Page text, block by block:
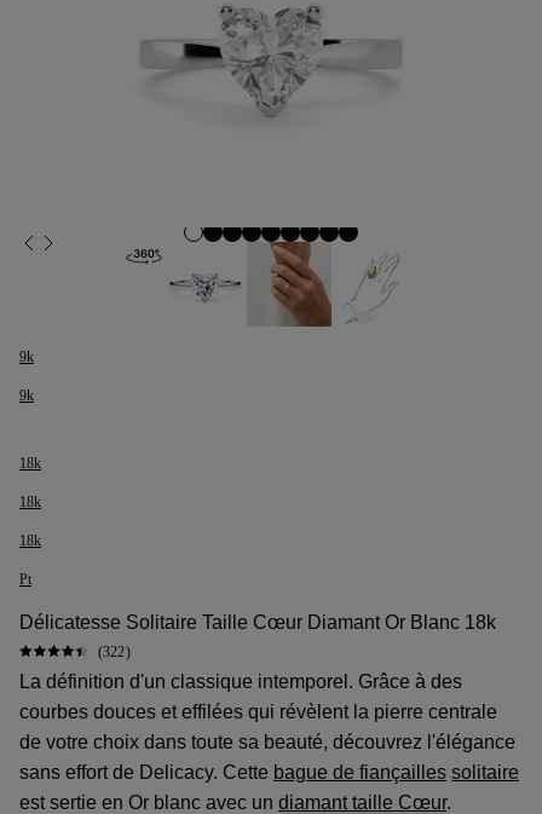
9k
9k
18k
18k
18k
Pt
Délicatesse Solitaire Taille Cœur Diamant Or Blanc 18k
(322)
La définition d'un classique intemporel. Grâce à des
courbes douces et effilées qui révèlent la pierre centrale
de votre choix dans toute sa beauté, découvrez l'élégance
sans effort de Delicacy. Cette bague de fiançailles solitaire
est sertie en Or blanc avec un diamant taille Cœur.